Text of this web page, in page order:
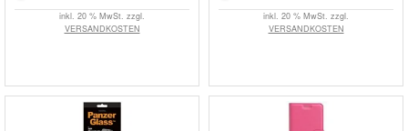
inkl. 20 % MwSt. zzgl.
VERSANDKOSTEN
inkl. 20 % MwSt. zzgl.
VERSANDKOSTEN